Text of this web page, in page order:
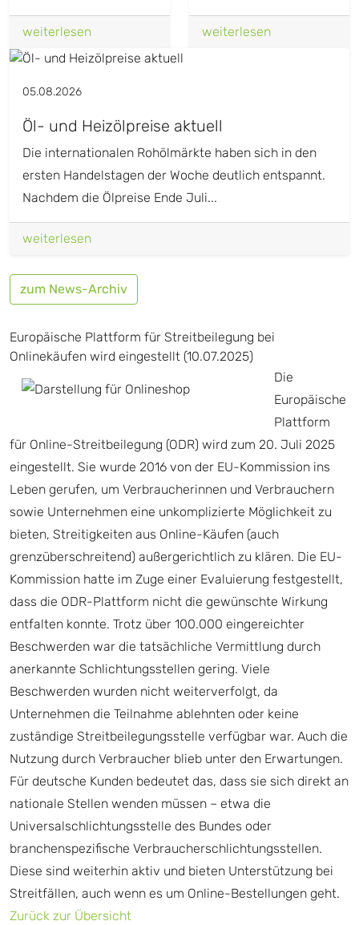
weiterlesen weiterlesen
05.08.2026
Öl- und Heizölpreise aktuell
Die internationalen Rohölmärkte haben sich in den
ersten Handelstagen der Woche deutlich entspannt.
Nachdem die Ölpreise Ende Juli...
weiterlesen
zum News-Archiv
Europäische Plattform für Streitbeilegung bei
Onlinekäufen wird eingestellt (10.07.2025)
Die
Europäische
Plattform
für Online-Streitbeilegung (ODR) wird zum 20. Juli 2025
eingestellt. Sie wurde 2016 von der EU-Kommission ins
Leben gerufen, um Verbraucherinnen und Verbrauchern
sowie Unternehmen eine unkomplizierte Möglichkeit zu
bieten, Streitigkeiten aus Online-Käufen (auch
grenzüberschreitend) außergerichtlich zu klären. Die EU-
Kommission hatte im Zuge einer Evaluierung festgestellt,
dass die ODR-Plattform nicht die gewünschte Wirkung
entfalten konnte. Trotz über 100.000 eingereichter
Beschwerden war die tatsächliche Vermittlung durch
anerkannte Schlichtungsstellen gering. Viele
Beschwerden wurden nicht weiterverfolgt, da
Unternehmen die Teilnahme ablehnten oder keine
zuständige Streitbeilegungsstelle verfügbar war. Auch die
Nutzung durch Verbraucher blieb unter den Erwartungen.
Für deutsche Kunden bedeutet das, dass sie sich direkt an
nationale Stellen wenden müssen – etwa die
Universalschlichtungsstelle des Bundes oder
branchenspezifische Verbraucherschlichtungsstellen.
Diese sind weiterhin aktiv und bieten Unterstützung bei
Streitfällen, auch wenn es um Online-Bestellungen geht.
Zurück zur Übersicht